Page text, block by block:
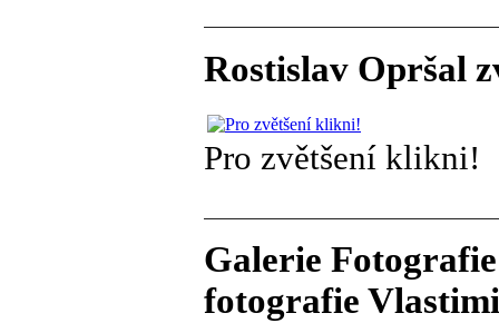
Rostislav Opršal
Pro zvětšení klikni!
Galerie
fotografie